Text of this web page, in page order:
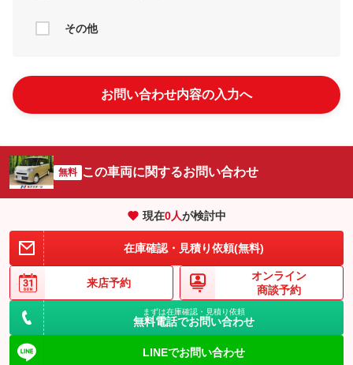
その他
お問い合わせ内容の入力へ
無料 この車両に関するお問い合わせ
現在0人が検討中
在庫確認・見積り依頼(無料)
来店予約
オンライン
商談予約
まずは在庫確認・見積り依頼
無料電話でお問い合わせ
LINEでお問い合わせ